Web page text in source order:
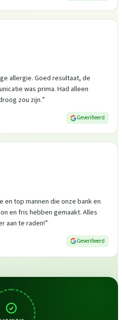
allergie. Goed resultaat, de
was prima. Had alleen
zou zijn.”
Geverifieerd
top mannen die onze bank en
en fris hebben gemaakt. Alles
aan te raden!”
Geverifieerd